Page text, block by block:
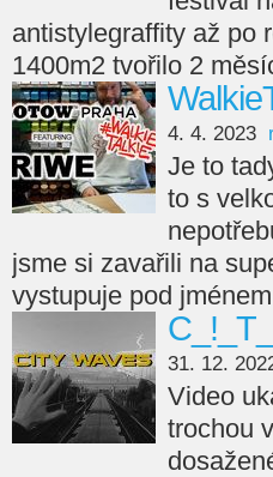
antistylegraffity až po
1400m2 tvořilo 2
4. 4. 2023
Je to
to s
jsme si zavařili na
vystupuje pod
31. 12.
Video
trochou